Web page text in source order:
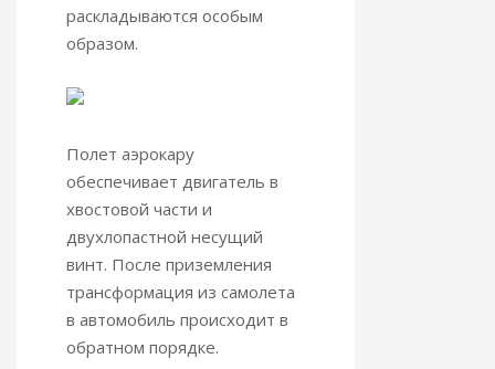
раскладываются особым
образом.
Полет аэрокару
обеспечивает двигатель в
хвостовой части и
двухлопастной несущий
винт. После приземления
трансформация из самолета
в автомобиль происходит в
обратном порядке.